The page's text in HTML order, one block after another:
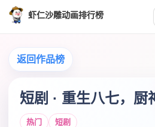
虾仁沙雕动画排行榜
返回作品榜
短剧 · 重生八七，厨
热门 短剧